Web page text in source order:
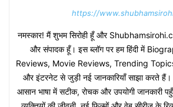
https://
नमस्कार! मैं शुभम सिरोही हूँ और
और संपादक हूँ। इस ब्लॉग पर हम हिंदी में
Reviews, Movie Reviews, Trending
और इंटरनेट से जुड़ी नई जानकारियाँ साझा करते हैं।
आसान भाषा में सटीक, रोचक और उपयोगी जानकारी